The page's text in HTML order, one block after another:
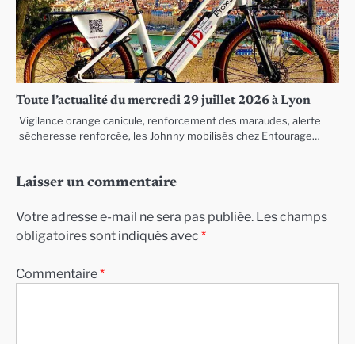
Toute l’actualité du mercredi 29 juillet 2026 à Lyon
Vigilance orange canicule, renforcement des maraudes, alerte
sécheresse renforcée, les Johnny mobilisés chez Entourage…
Laisser un commentaire
Votre adresse e-mail ne sera pas publiée. Les champs
obligatoires sont indiqués avec *
Commentaire*